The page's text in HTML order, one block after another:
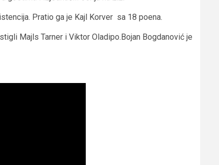
Pratio ga je Kajl Korver sa 18 poena.
Majls Tarner i Viktor Oladipo.Bojan Bogdanović je